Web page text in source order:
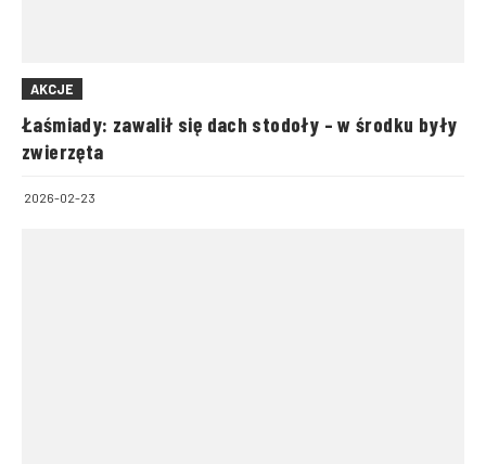
AKCJE
Łaśmiady: zawalił się dach stodoły – w środku były
zwierzęta
2026-02-23